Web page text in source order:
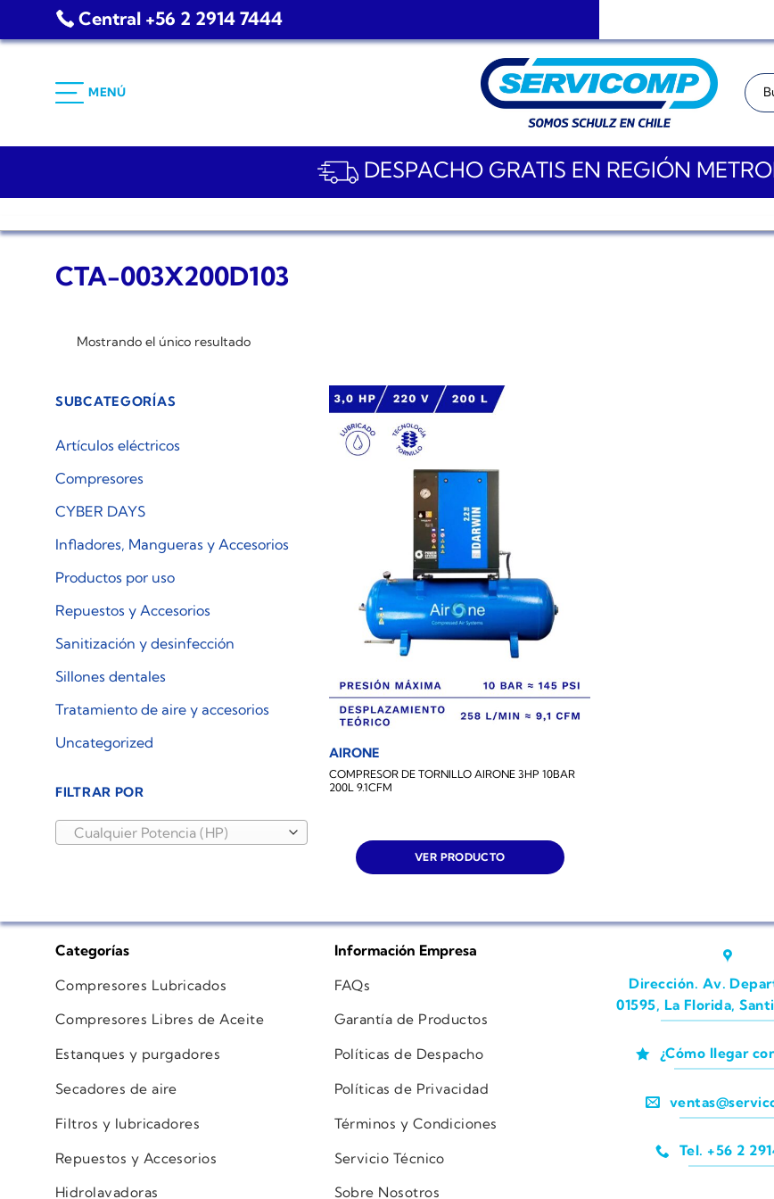
Central +56 2 2914 7444
MENÚ
DESPACHO GRATIS EN REGIÓN
CTA-003X200D103
Mostrando el único resultado
SUBCATEGORÍAS
Artículos eléctricos
Compresores
CYBER DAYS
Infladores, Mangueras y Accesorios
Productos por uso
Repuestos y Accesorios
Sanitización y desinfección
Sillones dentales
Tratamiento de aire y accesorios
Uncategorized
FILTRAR POR
Cualquier Potencia (HP)
AIRONE
COMPRESOR DE TORNILLO AIRONE 3HP 10BAR
200L 9.1CFM
VER PRODUCTO
Categorías
Compresores Lubricados
Compresores Libres de Aceite
Estanques y purgadores
Secadores de aire
Filtros y lubricadores
Repuestos y Accesorios
Hidrolavadoras
Información Empresa
FAQs
Garantía de Productos
Políticas de Despacho
Políticas de Privacidad
Términos y Condiciones
Servicio Técnico
Sobre Nosotros
Dirección. Av.
01595, La Florida,
¿Cómo llegar
Tel. +56 2